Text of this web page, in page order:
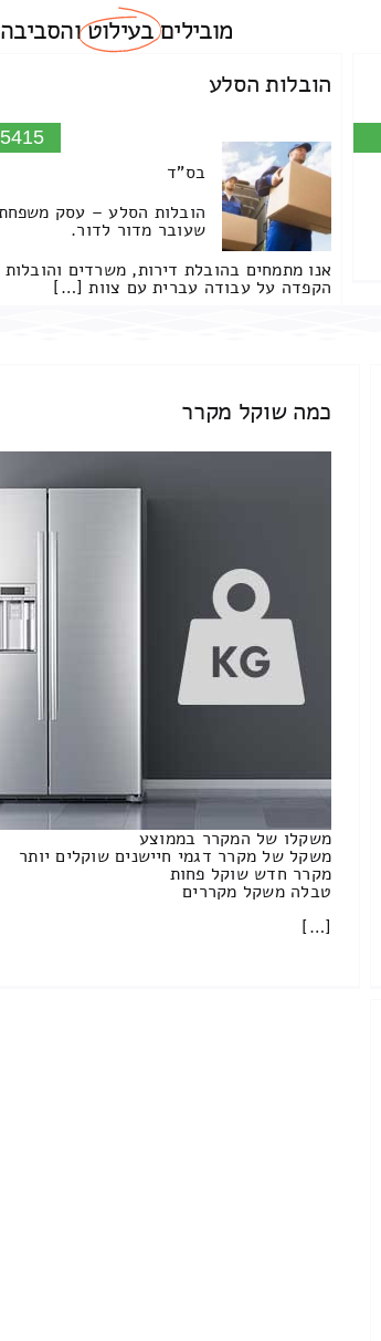
מוביליםבעילוטוהסביבה
הובלות הסלע
בס"ד
הובלות הסלע – עסק
שעובר מדור לדור.
אנו מתמחים בהובלת דירות, משרדים
הקפדה על עבודה עברית עם צוות […]
כמה שוקל מקרר
משקלו של המקרר בממוצע
משקל של מקרר דגמי חיישנים שוקלים יותר
מקרר חדש שוקל פחות
טבלה משקל מקררים
[…]